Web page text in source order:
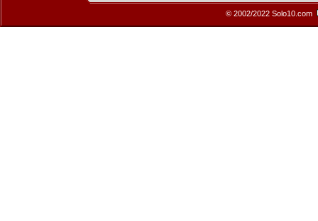
© 2002/2022 Solo10.com